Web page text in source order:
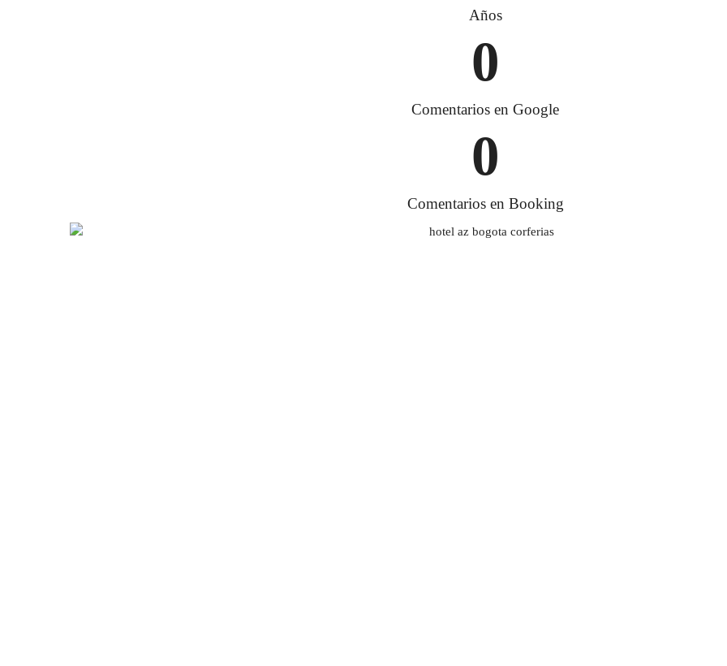
Años
Comentarios en Google
0
Comentarios en Booking
0